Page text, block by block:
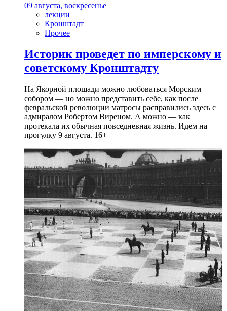
09 августа, воскресенье
лекции
Кронштадт
Прочее
Историк проведет по имперскому и
советскому Кронштадту
На Якорной площади можно любоваться Морским
собором — но можно представить себе, как после
февральской революции матросы расправились здесь с
адмиралом Робертом Виреном. А можно — как
протекала их обычная повседневная жизнь. Идем на
прогулку 9 августа. 16+